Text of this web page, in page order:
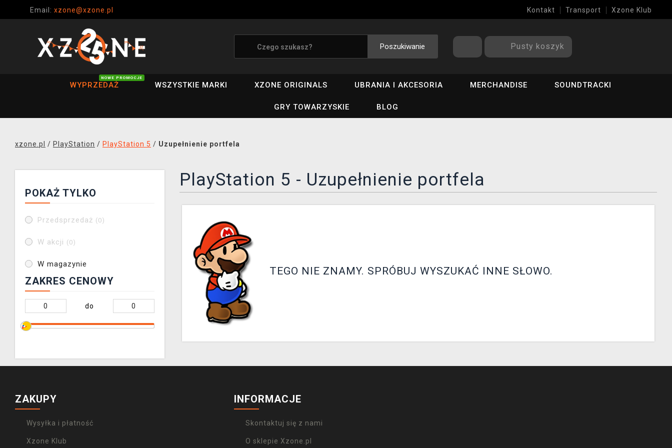
Email: xzone@xzone.pl Kontakt Transport Xzone Klub
Poszukiwanie Pusty koszyk
WYPRZEDAŻ
NOWE PROMOCJE
WSZYSTKIE MARKI XZONE ORIGINALS UBRANIA I AKCESORIA MERCHANDISE SOUNDTRACKI
GRY TOWARZYSKIE BLOG
xzone.pl / PlayStation / PlayStation 5 / Uzupełnienie portfela
POKAŻ TYLKO
Przedsprzedaż (0)
W akcji (0)
W magazynie
ZAKRES CENOWY
do
PlayStation 5 - Uzupełnienie portfela
TEGO NIE ZNAMY. SPRÓBUJ WYSZUKAĆ INNE SŁOWO.
ZAKUPY
Wysyłka i płatność
Xzone Klub
INFORMACJE
Skontaktuj się z nami
O sklepie Xzone.pl